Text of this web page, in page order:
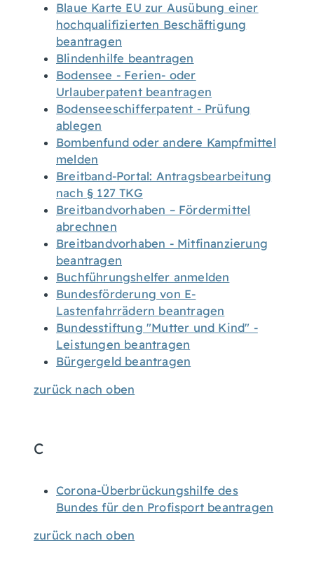
Blaue Karte EU zur Ausübung einer
hochqualifizierten Beschäftigung
beantragen
Blindenhilfe beantragen
Bodensee - Ferien- oder
Urlauberpatent beantragen
Bodenseeschifferpatent - Prüfung
ablegen
Bombenfund oder andere Kampfmittel
melden
Breitband-Portal: Antragsbearbeitung
nach § 127 TKG
Breitbandvorhaben – Fördermittel
abrechnen
Breitbandvorhaben - Mitfinanzierung
beantragen
Buchführungshelfer anmelden
Bundesförderung von E-
Lastenfahrrädern beantragen
Bundesstiftung "Mutter und Kind" -
Leistungen beantragen
Bürgergeld beantragen
zurück nach oben
C
Corona-Überbrückungshilfe des
Bundes für den Profisport beantragen
zurück nach oben